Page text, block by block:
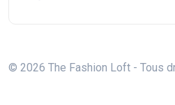
© 2026 The Fashion Loft - Tous